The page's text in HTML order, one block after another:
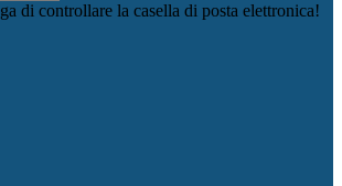
di controllare la casella di posta elettronica!